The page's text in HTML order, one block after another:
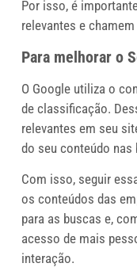
Por isso, é
relevantes e
Para melhorar o
O Google utiliza o
de classificação.
relevantes em seu
do seu conteúdo nas
Com isso, seguir
os conteúdos das
para as buscas e,
acesso de mais
interação.